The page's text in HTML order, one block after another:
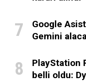
Google
Gemini
PlayStation
belli oldu: